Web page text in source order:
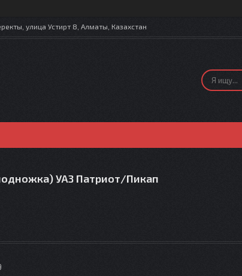
улица Устирт 8, Алматы, Казахстан
УАЗ Патриот/Пикап